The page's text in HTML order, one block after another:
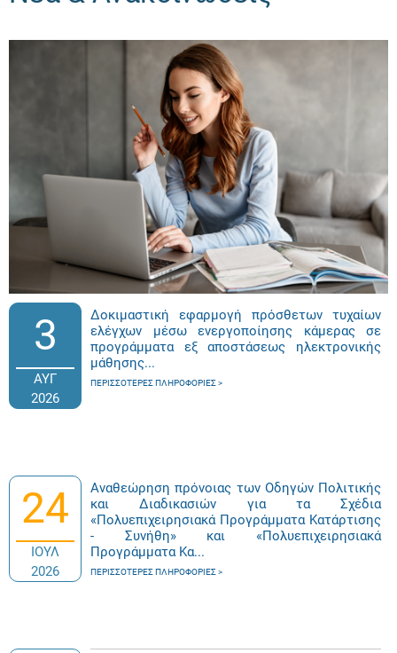
3
ΑΥΓ
2026
Δοκιμαστική εφαρμογή πρόσθετων τυχαίων
ελέγχων μέσω ενεργοποίησης κάμερας σε
προγράμματα εξ αποστάσεως ηλεκτρονικής
μάθησης...
ΠΕΡΙΣΣΌΤΕΡΕΣ ΠΛΗΡΟΦΟΡΊΕΣ
24
ΙΟΥΛ
2026
Αναθεώρηση πρόνοιας των Οδηγών Πολιτικής
και Διαδικασιών για τα Σχέδια
«Πολυεπιχειρησιακά Προγράμματα Κατάρτισης
- Συνήθη» και «Πολυεπιχειρησιακά
Προγράμματα Κα...
ΠΕΡΙΣΣΌΤΕΡΕΣ ΠΛΗΡΟΦΟΡΊΕΣ